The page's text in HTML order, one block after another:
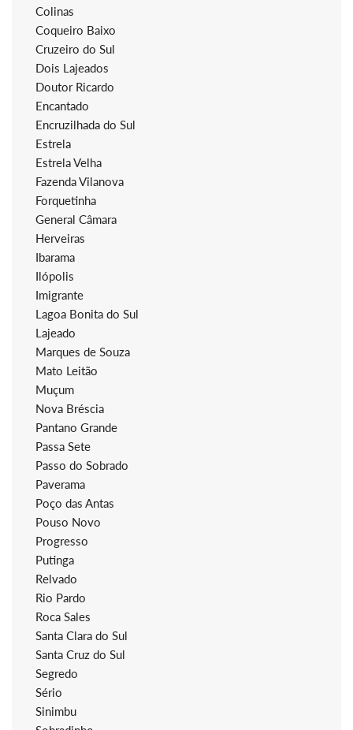
Colinas
Coqueiro Baixo
Cruzeiro do Sul
Dois Lajeados
Doutor Ricardo
Encantado
Encruzilhada do Sul
Estrela
Estrela Velha
Fazenda Vilanova
Forquetinha
General Câmara
Herveiras
Ibarama
Ilópolis
Imigrante
Lagoa Bonita do Sul
Lajeado
Marques de Souza
Mato Leitão
Muçum
Nova Bréscia
Pantano Grande
Passa Sete
Passo do Sobrado
Paverama
Poço das Antas
Pouso Novo
Progresso
Putinga
Relvado
Rio Pardo
Roca Sales
Santa Clara do Sul
Santa Cruz do Sul
Segredo
Sério
Sinimbu